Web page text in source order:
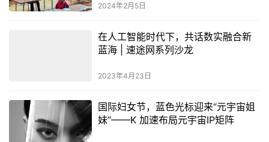
2024年2月5日
在人工智能时代下，共话数实融合新
蓝海 | 速途网系列沙龙
2023年4月23日
国际妇女节，蓝色光标迎来“元宇宙姐
妹”——K 加速布局元宇宙IP矩阵